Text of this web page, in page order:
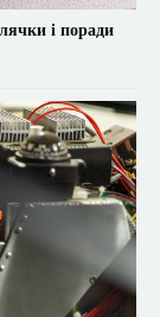
і поради